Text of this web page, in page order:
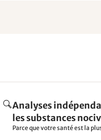
Analyses
les substances
Parce que votre santé est la